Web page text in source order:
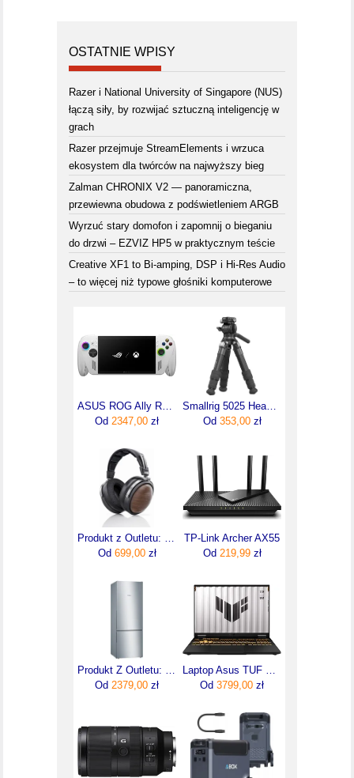
OSTATNIE WPISY
Razer i National University of Singapore (NUS)
łączą siły, by rozwijać sztuczną inteligencję w
grach
Razer przejmuje StreamElements i wrzuca
ekosystem dla twórców na najwyższy bieg
Zalman CHRONIX V2 — panoramiczna,
przewiewna obudowa z podświetleniem ARGB
Wyrzuć stary domofon i zapomnij o bieganiu
do drzwi – EZVIZ HP5 w praktycznym teście
Creative XF1 to Bi-amping, DSP i Hi-Res Audio
– to więcej niż typowe głośniki komputerowe
ASUS ROG Ally RC73YA-NH002W Ryzen Z2 A
Od 2347,00 zł
Smallrig 5025 Heavy Duty Carbon Fiber Tabletop Tripod Kit
Od 353,00zł
Produkt z Outletu: Fiio Ft1 Słuchawki Hi-Fi Typu Zamkniętego Openbox
Od 699,00zł
TP-Link Archer AX55
Od 219,99zł
Produkt Z Outletu: Chłodziarko-zamrażarka Bosch KGV58VLEAS
Od 2379,00 zł
Laptop Asus TUF Gaming F16 16"/i5/16GB/512GBGB/NoOS (FX608JHRRV110)
Od 3799,00 zł